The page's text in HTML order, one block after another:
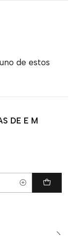
de estos
DE E M